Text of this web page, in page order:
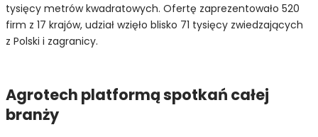
tysięcy metrów kwadratowych. Ofertę zaprezentowało 520
firm z 17 krajów, udział wzięło blisko 71 tysięcy zwiedzających
z Polski i zagranicy.
Agrotech platformą spotkań całej
branży